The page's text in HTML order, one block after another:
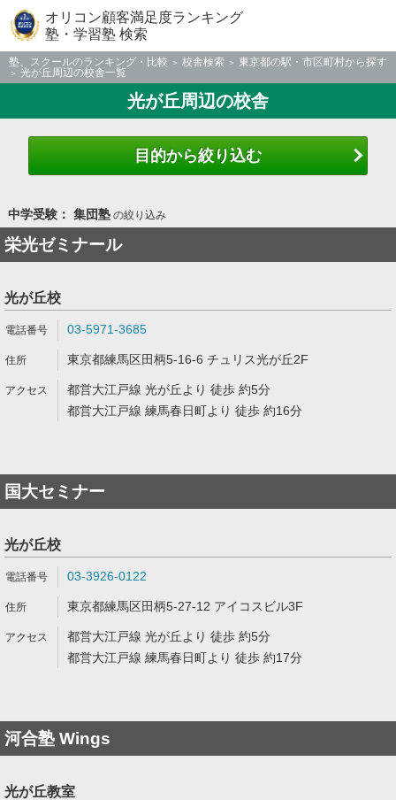
オリコン顧客満足度ランキング
塾・学習塾 検索
塾、スクールのランキング・比較 校舎検索
東京都の駅・市区町村から探す
光が丘周辺の校舎一覧
光が丘周辺の校舎
目的から絞り込む
中学受験： 集団塾の絞り込み
栄光ゼミナール
光が丘校
03-5971-3685
東京都練馬区田柄5-16-6 チュリス光が丘2F
都営大江戸線 光が丘より 徒歩 約5分
都営大江戸線 練馬春日町より 徒歩 約16分
国大セミナー
光が丘校
03-3926-0122
東京都練馬区田柄5-27-12 アイコスビル3F
都営大江戸線 光が丘より 徒歩 約5分
都営大江戸線 練馬春日町より 徒歩 約17分
河合塾 Wings
光が丘教室